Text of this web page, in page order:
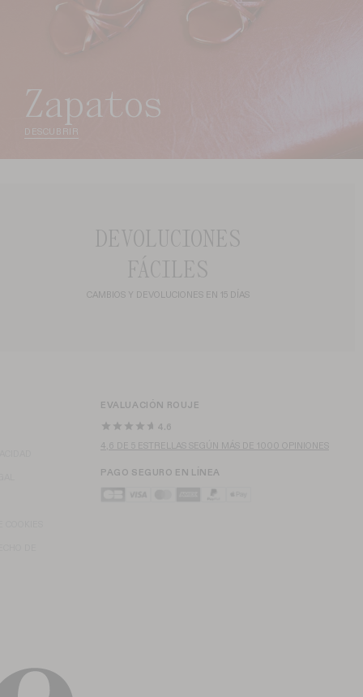
zapatos
DESCUBRIR
DEVOLUCIONES
FÁCILES
CAMBIOS Y DEVOLUCIONES EN 15 DÍAS
EVALUACIÓN ROUJE
4.6
4,6 DE 5 ESTRELLAS SEGÚN MÁS DE 1000 OPINIONES
PAGO SEGURO EN LÍNEA